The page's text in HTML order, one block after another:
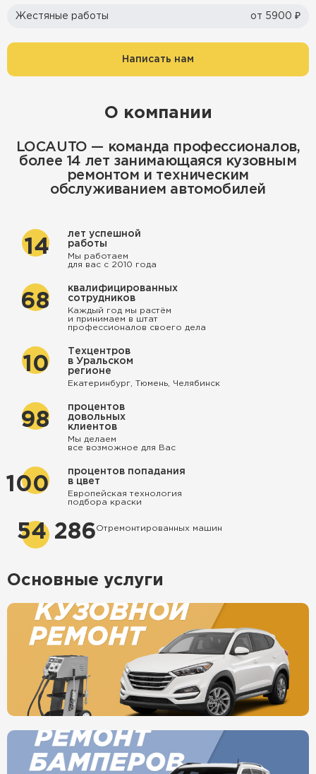
Жестяные работы от 5900 ₽
Написать нам
О компании
LOCAUTO — команда профессионалов,
более 14 лет занимающаяся кузовным
ремонтом и техническим
обслуживанием автомобилей
14
лет успешной
работы
Мы работаем
для вас с 2010 года
68
квалифицированных
сотрудников
Каждый год мы растём
и принимаем в штат
профессионалов своего дела
10
Техцентров
в Уральском
регионе
Екатеринбург, Тюмень, Челябинск
98
процентов
довольных
клиентов
Мы делаем
все возможное для Вас
100
процентов попадания
в цвет
Европейская технология
подбора краски
54 286Отремонтированных машин
Основные услуги